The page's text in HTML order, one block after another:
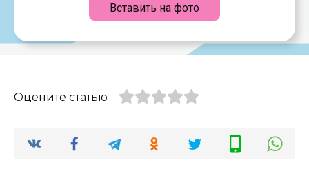
Вставить на фото
Оцените статью